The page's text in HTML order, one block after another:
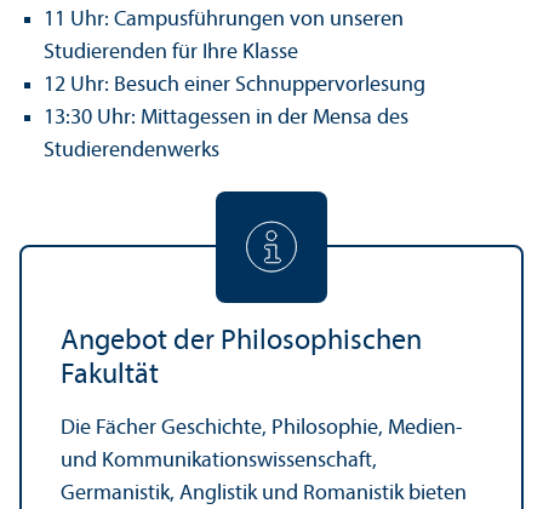
11 Uhr: Campusführungen von unseren
Studierenden für Ihre Klasse
12 Uhr: Besuch einer Schnuppervorlesung
13:30 Uhr: Mittagessen in der Mensa des
Studierenden­werks
Angebot der Philosophischen
Fakultät
Die Fächer Geschichte, Philosophie, Medien-
und Kommunikations­wissenschaft,
Germanistik, Anglistik und Romanistik bieten